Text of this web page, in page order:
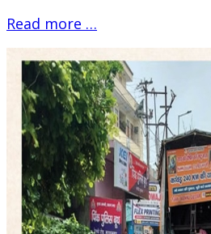
Read more …